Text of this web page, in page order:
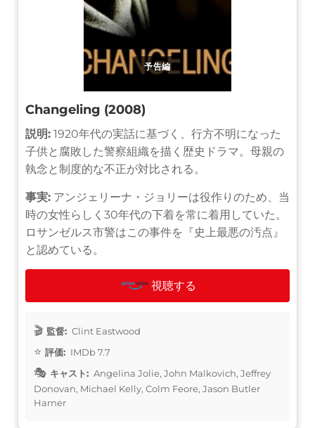
予告編
Changeling (2008)
説明: 1920年代の実話に基づく、行方不明になった
子供と腐敗した警察組織を描く歴史ドラマ。母親の
執念と制度的な不正が対比される。
事実: アンジェリーナ・ジョリーは役作りのため、当
時の女性らしく30年代の下着を常に着用していた。
ロサンゼルス市警はこの事件を『史上最悪の汚点』
と認めている。
視聴する
監督: Clint Eastwood
評価: IMDb 7.7
キャスト: Angelina Jolie, John Malkovich, Jeffrey
Donovan, Michael Kelly, Colm Feore, Jason Butler
Harner